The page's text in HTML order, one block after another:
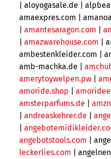
| aloyogasale.de |
amaexpres.com |
amantesaragon.com
amazwarehouse.com |
ambestenkleider.com |
amb-machka.de |
amerytoywelpen.pw
amoride.shop
amsterparfums.de
andreaskehrer.de
angebotstools.com |
leckerlies.com |